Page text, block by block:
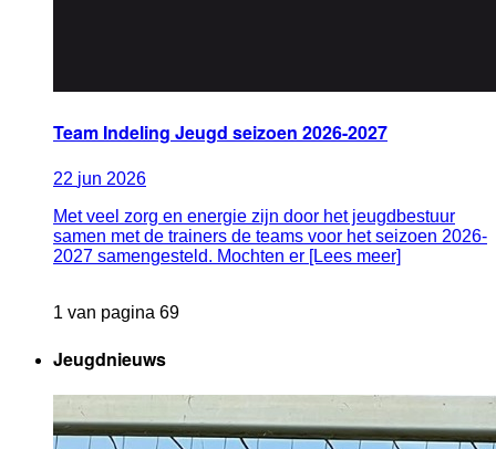
Team Indeling Jeugd seizoen 2026-2027
22 jun 2026
Met veel zorg en energie zijn door het jeugdbestuur
samen met de trainers de teams voor het seizoen 2026-
2027 samengesteld. Mochten er [Lees meer]
1 van pagina 69
Jeugdnieuws